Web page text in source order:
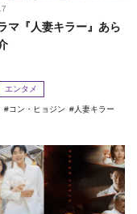
マ『人妻キラー』あら
エンタメ
コン・ヒョジン 人妻キラー